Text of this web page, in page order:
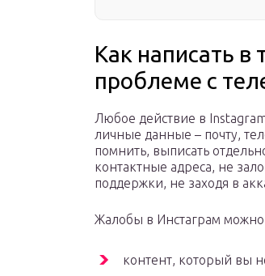
Как написать в
проблеме с
Любое действие в
личные данные – почту,
помнить, выписать
контактные адреса, не
поддержки, не заходя в
Жалобы в Инстаграм можно
контент, который вы